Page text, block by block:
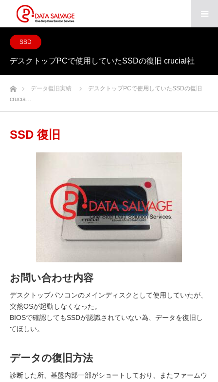
SSD
デスクトップPCで使用していたSSDの復旧 crucial社
ホームデータ復旧実績
デスクトップPCで使用していたSSDの復旧
crucia…
SSD 復旧
お問い合わせ内容
デスクトップパソコンのメインディスクとして使用していたが、
突然OSが起動しなくなった。
BIOSで確認してもSSDが認識されていない為、データを復旧し
てほしい。
データの復旧方法
診断した所、基盤内部一部がショートしており、またファームウ